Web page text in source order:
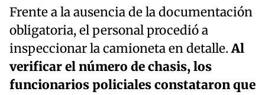
Frente a la ausencia de la documentación
obligatoria, el personal procedió a
inspeccionar la camioneta en detalle.Al
verificar el número de chasis, los
funcionarios policiales constataron que